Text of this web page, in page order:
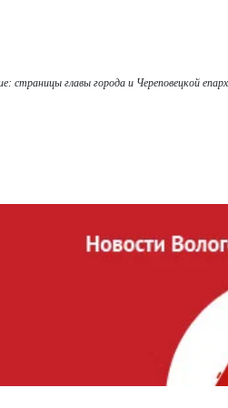
страницы главы города и Череповецкой